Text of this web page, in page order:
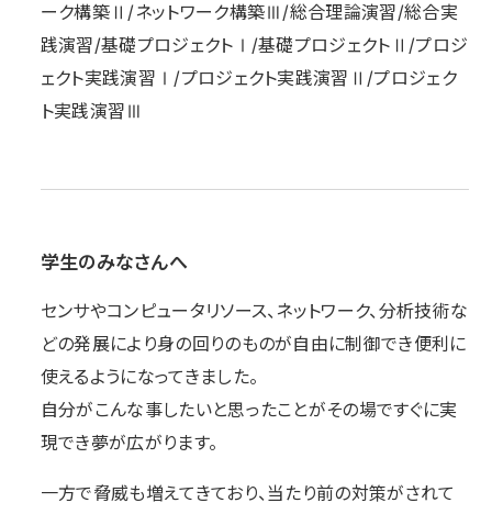
ーク構築Ⅱ/ネットワーク構築Ⅲ/総合理論演習/総合実
践演習/基礎プロジェクトⅠ/基礎プロジェクトⅡ/プロジ
ェクト実践演習Ⅰ/プロジェクト実践演習Ⅱ/プロジェク
ト実践演習Ⅲ
学生のみなさんへ
センサやコンピュータリソース、ネットワーク、分析技術な
どの発展により身の回りのものが自由に制御でき便利に
使えるようになってきました。
自分がこんな事したいと思ったことがその場ですぐに実
現でき夢が広がります。
一方で脅威も増えてきており、当たり前の対策がされて